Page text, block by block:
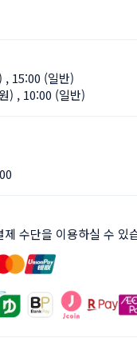
, 15:00 (일반)
) , 10:00 (일반)
수단을 이용하실 수 있